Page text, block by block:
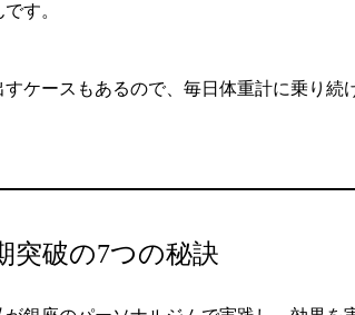
す。
ケースもあるので、毎日体重計に乗り続
突破の7つの秘訣